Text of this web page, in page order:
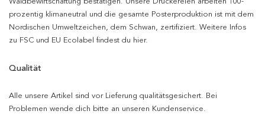
prozentig klimaneutral und die gesamte Posterproduktion ist mit dem
Nordischen Umweltzeichen, dem Schwan, zertifiziert. Weitere Infos
zu FSC und EU Ecolabel findest du hier.
Qualität
Alle unsere Artikel sind vor Lieferung qualitätsgesichert. Bei
Problemen wende dich bitte an unseren Kundenservice.